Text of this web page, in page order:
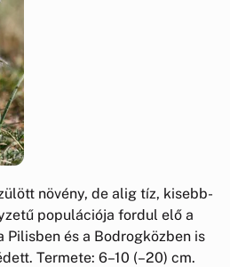
növény, de alig tíz, kisebb-
populációja fordul elő a
Pilisben és a Bodrogközben is
Termete: 6–10 (–20) cm.